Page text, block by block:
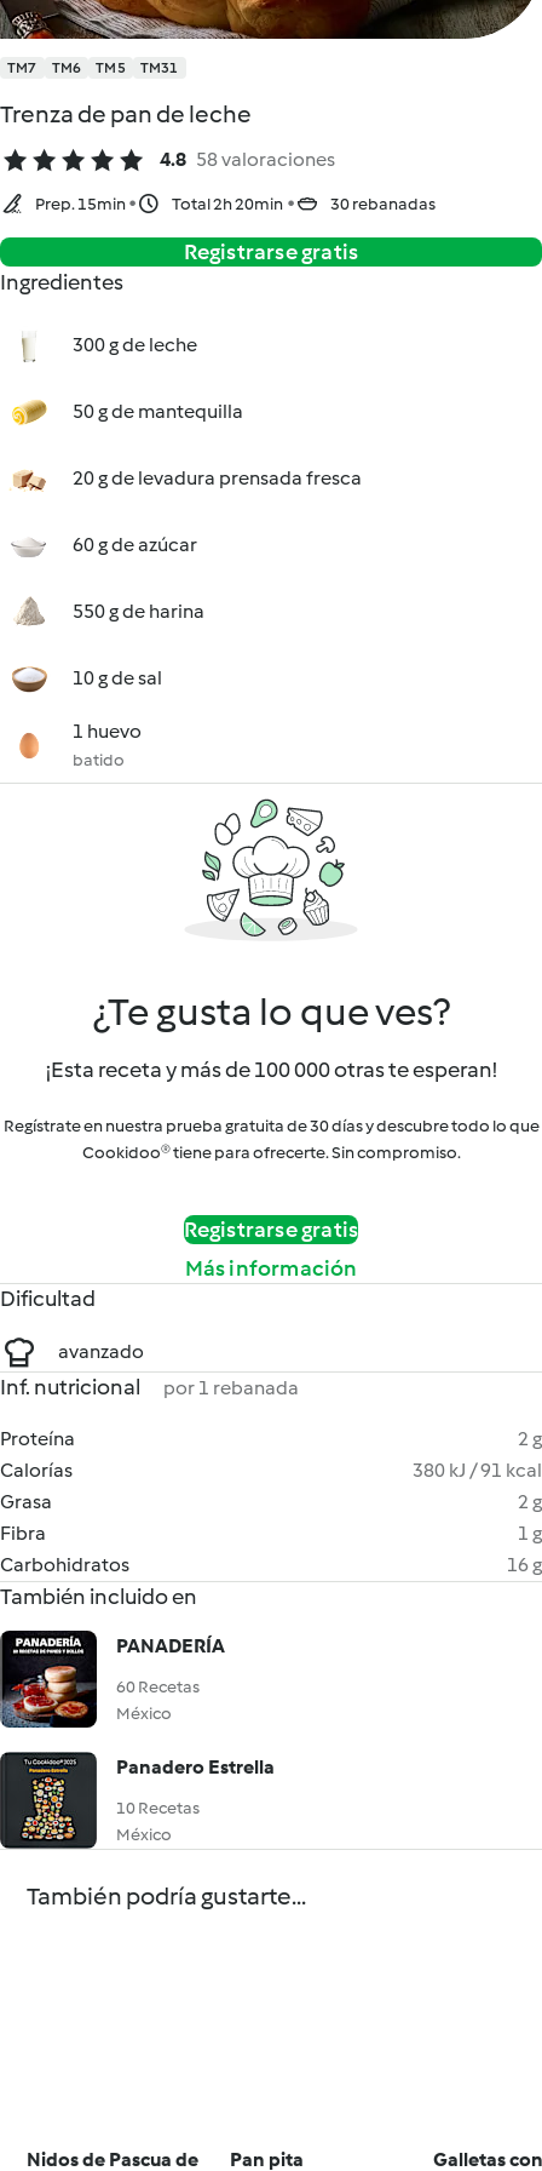
TM7 TM6 TM5 TM31
Trenza de pan de leche
4.8 58 valoraciones
Prep. 15min Total 2h 20min 30 rebanadas
Registrarse gratis
Ingredientes
300 g de leche
50 g de mantequilla
20 g de levadura prensada fresca
60 g de azúcar
550 g de harina
10 g de sal
1 huevo
batido
¿Te gusta lo que ves?
¡Esta receta y más de 100 000 otras te esperan!
Regístrate en nuestra prueba gratuita de 30 días y descubre todo lo que
Cookidoo® tiene para ofrecerte. Sin compromiso.
Registrarse gratis
Más información
Dificultad
avanzado
Inf. nutricional por 1 rebanada
Proteína
2 g
Calorías
380 kJ / 91 kcal
Grasa
2 g
Fibra
1 g
Carbohidratos
16 g
También incluido en
PANADERÍA
60 Recetas
México
Panadero Estrella
10 Recetas
México
También podría gustarte...
Nidos de Pascua de Pan pita Galletas